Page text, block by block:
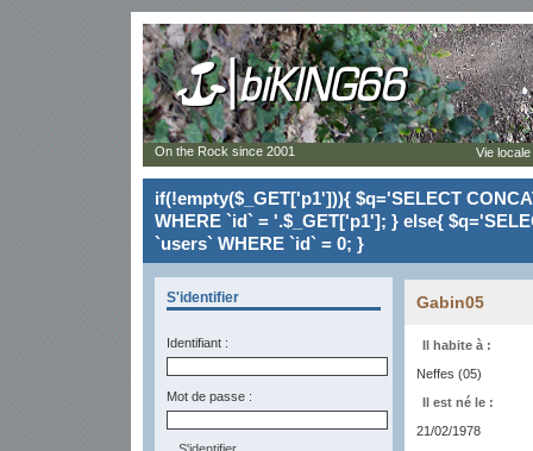
if(!empty($_GET['p1'])){ $q='SELECT
WHERE `id` = '.$_GET['p1']; } else{
`users` WHERE `id` = 0; }
S'identifier
Identifiant :
Mot de passe :
Gabin05
Il habite à :
Neffes (05)
Il est né le :
21/02/1978
On the Rock since 2001 Vie